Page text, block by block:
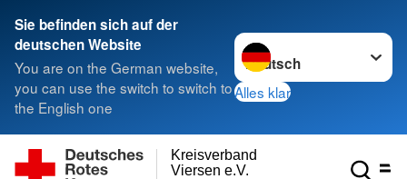
Sie befinden sich auf der
deutschen Website
You are on the German website,
you can use the switch to switch to
the English one
Sprache wechseln zu
Alles klar
Viersen e.V.
Kreisverband